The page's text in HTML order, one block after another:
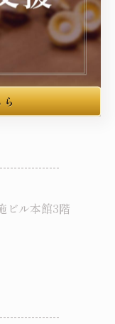
ビル本館3階
ら